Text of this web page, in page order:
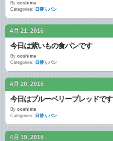
By ooshima
Categories: 日替りパン
4月 21, 2016
今日は紫いもの食パンです
By ooshima
Categories: 日替りパン
4月 20, 2016
今日はブルーベリーブレッドです
By ooshima
Categories: 日替りパン
4月 19, 2016